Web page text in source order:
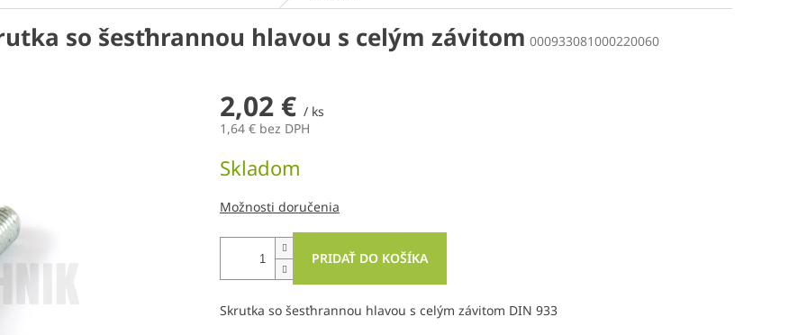
so šesťhrannou hlavou s celým závitom 000933081000220060
2,02 € / ks
1,64 € bez DPH
cena:
Skladom
Možnosti doručenia
PRIDAŤ DO KOŠÍKA
Skrutka so šesťhrannou hlavou s celým závitom DIN 933